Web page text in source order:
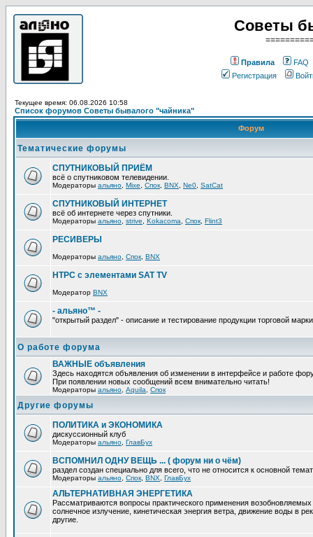
Советы
Правила
FAQ
Регистрация
Текущее время: 06.08.2026 10:58
Список форумов Советы бывалого "чайника"
Форум
Тематические форумы
СПУТНИКОВЫЙ ПРИЁМ
всё о спутниковом телевидении.
Модераторы альяно Mixe Спок BNX Ne0 SatCat
СПУТНИКОВЫЙ ИНТЕРНЕТ
всё об интернете через спутники.
Модераторы альяно strive Kokacoma Спок Flint3
РЕСИВЕРЫ
Модераторы альяно Спок BNX
HTPC с элементами SAT TV
Модератор BNX
- альяно™ -
"открытый раздел" - описание и тестирование продукции торговой
О работе форума
ВАЖНЫЕ объявления
Здесь находятся объявления об изменении в интерфейсе и работе
При появлении новых сообщений всем внимательно читать!
Модераторы альяно Aquila Спок
Другие форумы
ПОЛИТИКА и ЭКОНОМИКА
дискуссионный клуб
Модераторы альяно ГлавБух
ВСПОМНИЛ ОДНУ ВЕЩЬ ... ( форум ни о чём)
раздел создан специально для всего, что не относится к основной
Модераторы альяно Спок BNX ГлавБух
АЛЬТЕРНАТИВНАЯ ЭНЕРГЕТИКА
Рассматриваются вопросы практического применения
солнечное излучение, кинетическая энергия ветра, движение воды в
другие.